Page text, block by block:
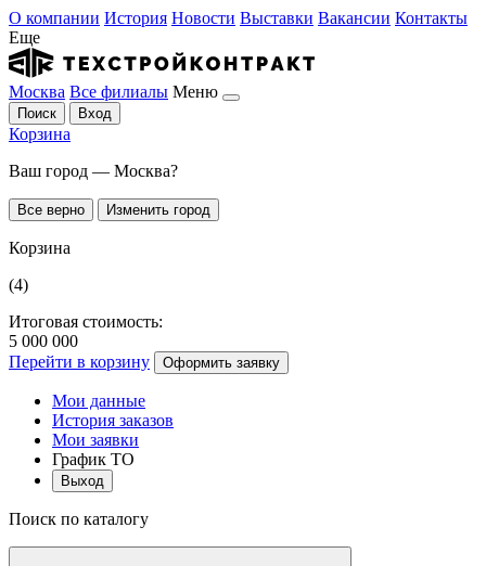
О компании История Новости Выставки Вакансии Контакты
Еще
Москва Все филиалы Меню
Поиск Вход
Корзина
Ваш город — Москва?
Все верно Изменить город
Корзина
(4)
Итоговая стоимость:
5 000 000
Перейти в корзину
Оформить заявку
Мои данные
История заказов
Мои заявки
График ТО
Выход
Поиск по каталогу